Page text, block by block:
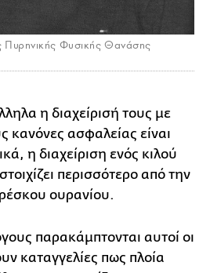
Φυσικής Θανάσης
η διαχείρισή τους με
κανόνες ασφαλείας είναι
η διαχείριση ενός κιλού
περισσότερο από την
ουρανίου.
παρακάμπτονται αυτοί οι
καταγγελίες πως πλοία